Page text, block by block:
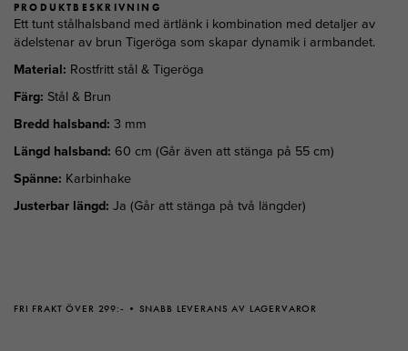
PRODUKTBESKRIVNING
Ett tunt stålhalsband med ärtlänk i kombination med detaljer av
ädelstenar av brun Tigeröga som skapar dynamik i armbandet.
Material: Rostfritt stål & Tigeröga
Färg: Stål & Brun
Bredd halsband: 3 mm
Längd halsband: 60 cm (Går även att stänga på 55 cm)
Spänne: Karbinhake
Justerbar längd: Ja (Går att stänga på två längder)
FRI FRAKT ÖVER 299:- SNABB LEVERANS AV LAGERVAROR